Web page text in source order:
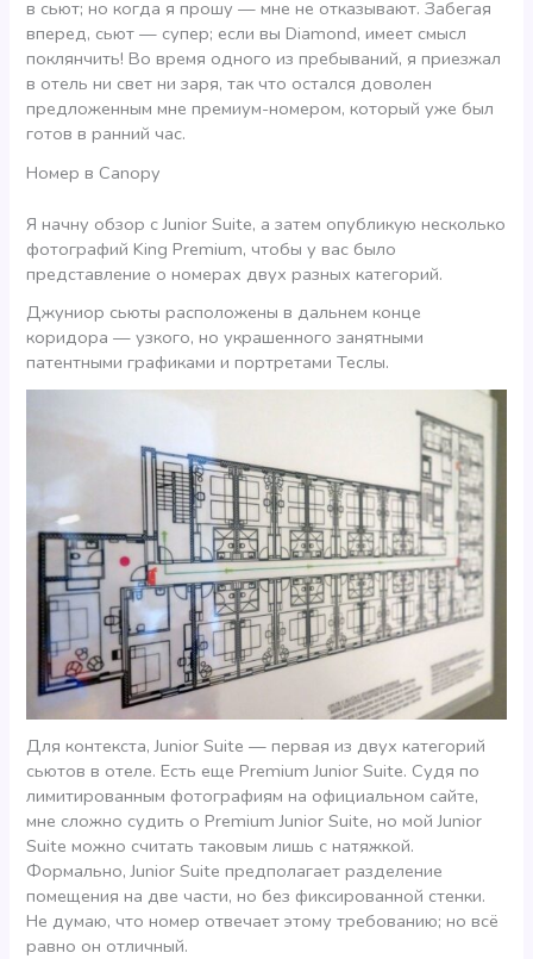
в сьют; но когда я прошу — мне не отказывают. Забегая
вперед, сьют — супер; если вы Diamond, имеет смысл
поклянчить! Во время одного из пребываний, я приезжал
в отель ни свет ни заря, так что остался доволен
предложенным мне премиум-номером, который уже был
готов в ранний час.
Номер в Canopy
Я начну обзор с Junior Suite, а затем опубликую несколько
фотографий King Premium, чтобы у вас было
представление о номерах двух разных категорий.
Джуниор сьюты расположены в дальнем конце
коридора — узкого, но украшенного занятными
патентными графиками и портретами Теслы.
Для контекста, Junior Suite — первая из двух категорий
сьютов в отеле. Есть еще Premium Junior Suite. Судя по
лимитированным фотографиям на официальном сайте,
мне сложно судить о Premium Junior Suite, но мой Junior
Suite можно считать таковым лишь с натяжкой.
Формально, Junior Suite предполагает разделение
помещения на две части, но без фиксированной стенки.
Не думаю, что номер отвечает этому требованию; но всё
равно он отличный.